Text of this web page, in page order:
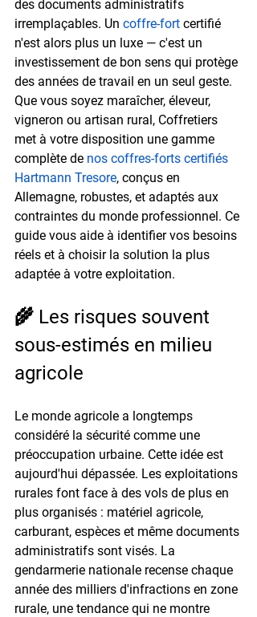
des documents administratifs
irremplaçables. Un coffre-fort certifié
n'est alors plus un luxe — c'est un
investissement de bon sens qui protège
des années de travail en un seul geste.
Que vous soyez maraîcher, éleveur,
vigneron ou artisan rural, Coffretiers
met à votre disposition une gamme
complète de nos coffres-forts certifiés
Hartmann Tresore, conçus en
Allemagne, robustes, et adaptés aux
contraintes du monde professionnel. Ce
guide vous aide à identifier vos besoins
réels et à choisir la solution la plus
adaptée à votre exploitation.
🌾 Les risques souvent
sous-estimés en milieu
agricole
Le monde agricole a longtemps
considéré la sécurité comme une
préoccupation urbaine. Cette idée est
aujourd'hui dépassée. Les exploitations
rurales font face à des vols de plus en
plus organisés : matériel agricole,
carburant, espèces et même documents
administratifs sont visés. La
gendarmerie nationale recense chaque
année des milliers d'infractions en zone
rurale, une tendance qui ne montre